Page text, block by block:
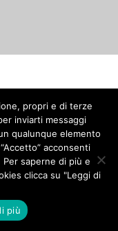
propri e di terze
inviarti messaggi
qualunque elemento
acconsenti
Per saperne di più e
clicca su "Leggi di
più